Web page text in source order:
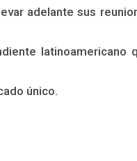
adelante sus
latinoamericano
único.